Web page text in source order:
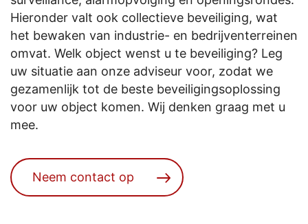
Hieronder valt ook collectieve beveiliging, wat
het bewaken van industrie- en bedrijventerreinen
omvat. Welk object wenst u te beveiliging? Leg
uw situatie aan onze adviseur voor, zodat we
gezamenlijk tot de beste beveiligingsoplossing
voor uw object komen. Wij denken graag met u
mee.
Neem contact op